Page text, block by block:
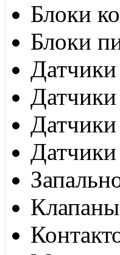
Блоки
Блоки
Датчики
Датчики